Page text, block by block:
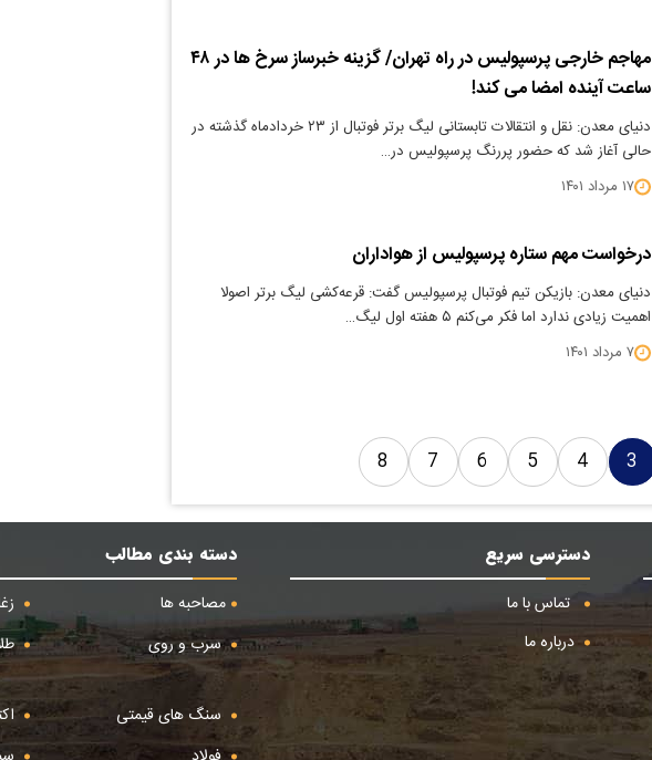
مهاجم خارجی پرسپولیس در راه تهران/ گزینه خبرساز سرخ ها در ۴۸
ساعت آینده امضا می کند!
دنیای معدن: نقل و انتقالات تابستانی لیگ برتر فوتبال از ۲۳ خردادماه گذشته در
حالی آغاز شد که حضور پررنگ پرسپولیس در…
۱۷ مرداد ۱۴۰۱
درخواست مهم ستاره پرسپولیس از هواداران
دنیای معدن: بازیکن تیم فوتبال پرسپولیس گفت:‌ قرعه‌کشی لیگ برتر اصولا
اهمیت زیادی ندارد اما فکر می‌کنم ۵ هفته اول لیگ…
۷ مرداد ۱۴۰۱
3
4
5
6
7
8
دسترسی سریع
تماس با ما
درباره ما
دسته بندی مطالب
مصاحبه ها
سرب و روی
سنگ های قیمتی